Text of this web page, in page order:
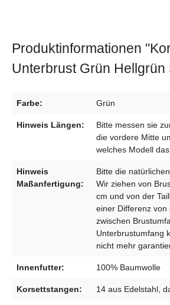
Produktinformationen
Unterbrust Grün Hellgrün
Farbe: Grün
Hinweis Längen:
Bitte messen sie
die vordere Mitte
welches Modell
Hinweis
Maßanfertigung:
Bitte die
Wir ziehen von
cm und von der
einer Differenz von
zwischen
Unterbrustumfang
nicht mehr
Innenfutter: 100% Baumwolle
Korsettstangen: 14 aus Edelstahl,